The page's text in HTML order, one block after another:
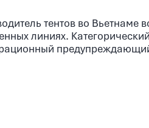
тентов во Вьетнаме
линиях.